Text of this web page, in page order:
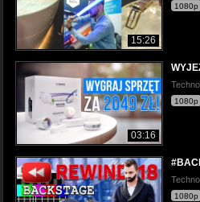
15:26
1080p
03:16
1080p
1080p